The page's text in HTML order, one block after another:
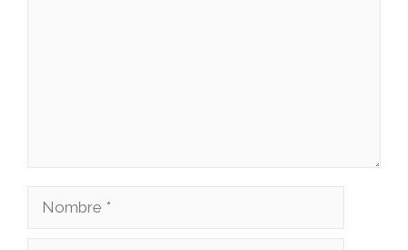
Nombre